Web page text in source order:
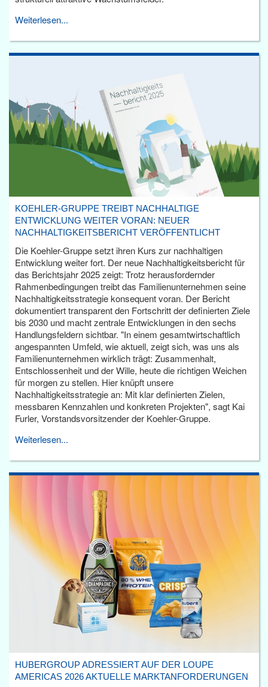
Weiterlesen...
KOEHLER-GRUPPE TREIBT NACHHALTIGE
ENTWICKLUNG WEITER VORAN: NEUER
NACHHALTIGKEITSBERICHT VERÖFFENTLICHT
Die Koehler-Gruppe setzt ihren Kurs zur nachhaltigen
Entwicklung weiter fort. Der neue Nachhaltigkeitsbericht für
das Berichtsjahr 2025 zeigt: Trotz herausfordernder
Rahmenbedingungen treibt das Familienunternehmen seine
Nachhaltigkeitsstrategie konsequent voran. Der Bericht
dokumentiert transparent den Fortschritt der definierten Ziele
bis 2030 und macht zentrale Entwicklungen in den sechs
Handlungsfeldern sichtbar. "In einem gesamtwirtschaftlich
angespannten Umfeld, wie aktuell, zeigt sich, was uns als
Familienunternehmen wirklich trägt: Zusammenhalt,
Entschlossenheit und der Wille, heute die richtigen Weichen
für morgen zu stellen. Hier knüpft unsere
Nachhaltigkeitsstrategie an: Mit klar definierten Zielen,
messbaren Kennzahlen und konkreten Projekten", sagt Kai
Furler, Vorstandsvorsitzender der Koehler-Gruppe.
Weiterlesen...
HUBERGROUP ADRESSIERT AUF DER LOUPE
AMERICAS 2026 AKTUELLE MARKTANFORDERUNGEN